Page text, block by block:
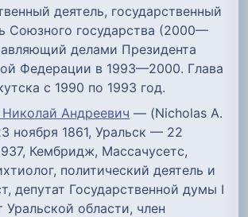
деятель, государственный
Союзного государства (2000—
делами Президента
Федерации в 1993—2000. Глава
с 1990 по 1993 год.
Андреевич — (Nicholas A.
ноября 1861, Уральск — 22
Кембридж, Массачусетс,
политический деятель и
депутат Государственной думы I
Уральской области, член